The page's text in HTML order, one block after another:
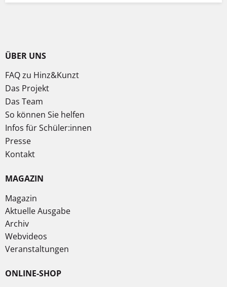
ÜBER UNS
FAQ zu Hinz&Kunzt
Das Projekt
Das Team
So können Sie helfen
Infos für Schüler:innen
Presse
Kontakt
MAGAZIN
Magazin
Aktuelle Ausgabe
Archiv
Webvideos
Veranstaltungen
ONLINE-SHOP